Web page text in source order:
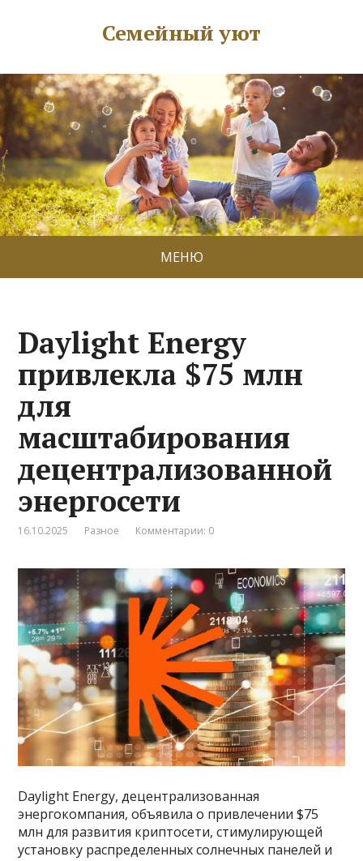
Семейный уют
МЕНЮ
Daylight Energy
привлекла $75 млн
для
масштабирования
децентрализованной
энергосети
16.10.2025 Разное Комментарии: 0
Daylight Energy, децентрализованная
энергокомпания, объявила о привлечении $75
млн для развития криптосети, стимулирующей
установку распределенных солнечных панелей и